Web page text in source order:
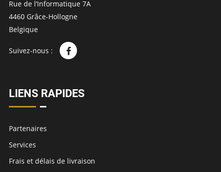
Rue de l’Informatique 7A
4460 Grâce-Hollogne
Belgique
Suivez-nous :
LIENS RAPIDES
Partenaires
Services
Frais et délais de livraison